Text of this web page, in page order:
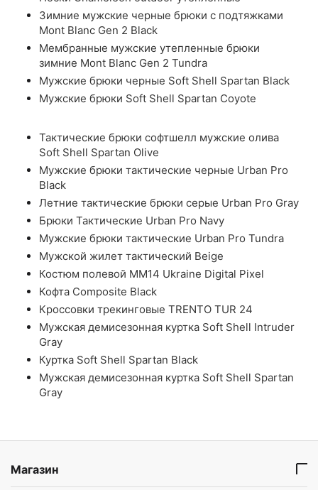
Зимние мужские черные брюки с подтяжками
Mont Blanc Gen 2 Black
Мембранные мужские утепленные брюки
зимние Mont Blanc Gen 2 Tundra
Мужские брюки черные Soft Shell Spartan Black
Мужские брюки Soft Shell Spartan Coyote
Тактические брюки софтшелл мужские олива
Soft Shell Spartan Olive
Мужские брюки тактические черные Urban Pro
Black
Летние тактические брюки серые Urban Pro Gray
Брюки Тактические Urban Pro Navy
Мужские брюки тактические Urban Pro Tundra
Мужской жилет тактический Beige
Костюм полевой ММ14 Ukraine Digital Pixel
Кофта Composite Black
Кроссовки трекинговые TRENTO TUR 24
Мужская демисезонная куртка Soft Shell Intruder
Gray
Куртка Soft Shell Spartan Black
Мужская демисезонная куртка Soft Shell Spartan
Gray
Магазин